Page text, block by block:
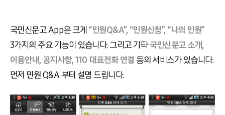
국민신문고 App은 크게 “민원Q&A”, “민원신청”, “나의 민원”
3가지의 주요 기능이 있습니다. 그리고 기타국민신문고 소개,
이용안내, 공지사항, 110 대표전화 연결등의 서비스가 있습니다.
먼저 민원 Q&A 부터 설명 드립니다.